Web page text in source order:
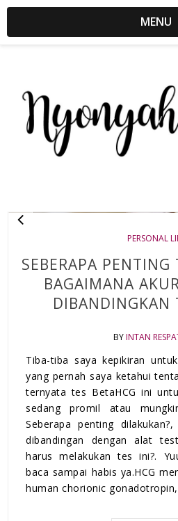
MENU
PERSONAL
SEBERAPA PENTING
BAGAIMANA
DIBANDINGKAN
BYINTAN
Tiba-tiba saya kepikiran
yang pernah saya ketahui
ternyata tes BetaHCG ini
sedang promil atau
Seberapa penting
dibandingan dengan alat
harus melakukan tes ini?.
baca sampai habis ya.HCG
human chorionic gonadotropin,